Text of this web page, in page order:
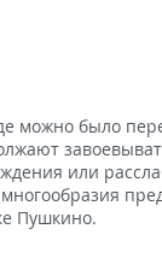
можно было
или
Пушкино.